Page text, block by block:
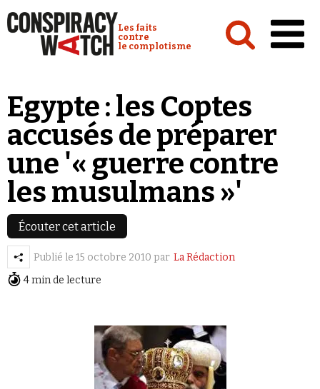
Conspiracy Watch :
Les faits
contre
le complotisme
Analyses
Conspipédia
Vidéos
Émissions
Revues de presse
Newsletter
Se connecter
Egypte : les Coptes
accusés de préparer
une '« guerre contre
les musulmans »'
Écouter cet article
Publié le 15 octobre 2010 par La Rédaction
4 min de lecture